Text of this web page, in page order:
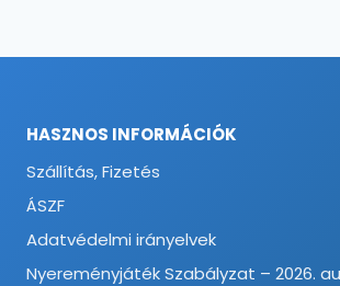
HASZNOS INFORMÁCIÓK
Szállítás, Fizetés
ÁSZF
Adatvédelmi irányelvek
Nyereményjáték Szabályzat – 2026.